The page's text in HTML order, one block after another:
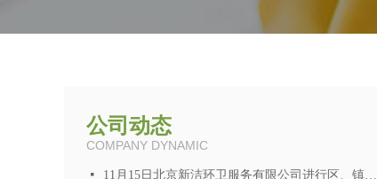
公司动态
COMPANY DYNAMIC
넷 11月15日北京新洁环卫服务有限公司进行区、镇两级人大代表统一投票选举